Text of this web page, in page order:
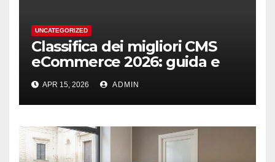
UNCATEGORIZED
Classifica dei migliori CMS
eCommerce 2026: guida e
podio
APR 15, 2026 ADMIN